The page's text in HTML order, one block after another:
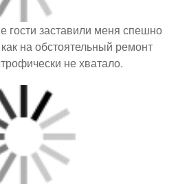
гости заставили меня спешно
на обстоятельный ремонт
не хватало.